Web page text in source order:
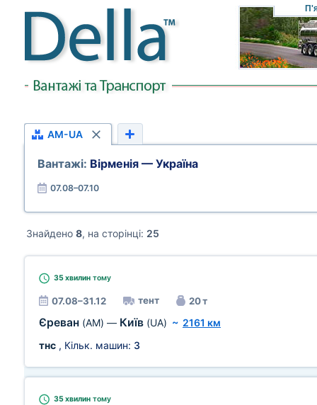
AM-UA
Вантажі: Вірменія — Україна
07.08–07.10
Знайдено 8, на сторінці: 25
35 хвилин тому
07.08–31.12 тент 20 т
Єреван (AM) — Київ (UA) ~ 2161 км
тнс , Кільк. машин: 3
35 хвилин тому